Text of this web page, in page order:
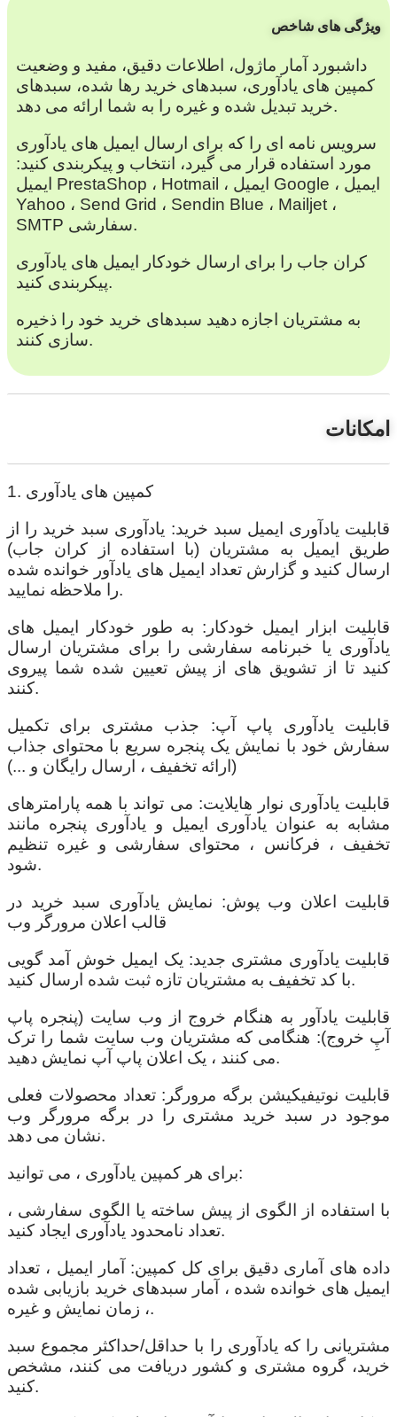
ویژگی های شاخص
داشبورد آمار ماژول، اطلاعات دقیق، مفید و وضعیت
کمپین های یادآوری، سبدهای خرید رها شده، سبدهای
خرید تبدیل شده و غیره را به شما ارائه می دهد.
سرویس نامه ای را که برای ارسال ایمیل های یادآوری
مورد استفاده قرار می گیرد، انتخاب و پیکربندی کنید:
ایمیل PrestaShop ، Hotmail ، ایمیل Google ، ایمیل
Yahoo ، Send Grid ، Sendin Blue ، Mailjet ،
SMTP سفارشی.
کران جاب را برای ارسال خودکار ایمیل های یادآوری
پیکربندی کنید.
به مشتریان اجازه دهید سبدهای خرید خود را ذخیره
سازی کنند.
امکانات
1. کمپین های یادآوری
قابلیت یادآوری ایمیل سبد خرید: یادآوری سبد خرید را از
طریق ایمیل به مشتریان (با استفاده از کران جاب)
ارسال کنید و گزارش تعداد ایمیل های یادآور خوانده شده
را ملاحظه نمایید.
قابلیت ابزار ایمیل خودکار: به طور خودکار ایمیل های
یادآوری یا خبرنامه سفارشی را برای مشتریان ارسال
کنید تا از تشویق های از پیش تعیین شده شما پیروی
کنند.
قابلیت یادآوری پاپ آپ: جذب مشتری برای تکمیل
سفارش خود با نمایش یک پنجره سریع با محتوای جذاب
(ارائه تخفیف ، ارسال رایگان و ...)
قابلیت یادآوری نوار هایلایت: می تواند با همه پارامترهای
مشابه به عنوان یادآوری ایمیل و یادآوری پنجره مانند
تخفیف ، فرکانس ، محتوای سفارشی و غیره تنظیم
شود.
قابلیت اعلان وب پوش: نمایش یادآوری سبد خرید در
قالب اعلان مرورگر وب
قابلیت یادآوری مشتری جدید: یک ایمیل خوش آمد گویی
با کد تخفیف به مشتریان تازه ثبت شده ارسال کنید.
قابلیت یادآور به هنگام خروج از وب سایت (پنجره پاپ
آپِ خروج): هنگامی که مشتریان وب سایت شما را ترک
می کنند ، یک اعلان پاپ آپ نمایش دهید.
قابلیت نوتیفیکیشن برگه مرورگر: تعداد محصولات فعلی
موجود در سبد خرید مشتری را در برگه مرورگر وب
نشان می دهد.
برای هر کمپین یادآوری ، می توانید:
با استفاده از الگوی از پیش ساخته یا الگوی سفارشی ،
تعداد نامحدود یادآوری ایجاد کنید.
داده های آماری دقیق برای کل کمپین: آمار ایمیل ، تعداد
ایمیل های خوانده شده ، آمار سبدهای خرید بازیابی شده
، زمان نمایش و غیره.
مشتریانی را که یادآوری را با حداقل/حداکثر مجموع سبد
خرید، گروه مشتری و کشور دریافت می کنند، مشخص
کنید.